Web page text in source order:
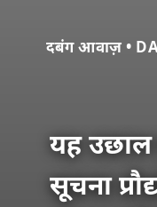
दबंग आवाज़ •
यह
सूचना